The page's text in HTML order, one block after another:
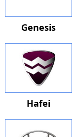
Genesis
Hafei